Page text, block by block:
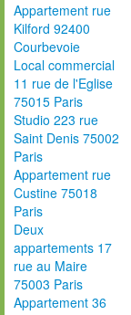
Appartement rue
Kilford 92400
Courbevoie
Local commercial
11 rue de l'Eglise
75015 Paris
Studio 223 rue
Saint Denis 75002
Paris
Appartement rue
Custine 75018
Paris
Deux
appartements 17
rue au Maire
75003 Paris
Appartement 36